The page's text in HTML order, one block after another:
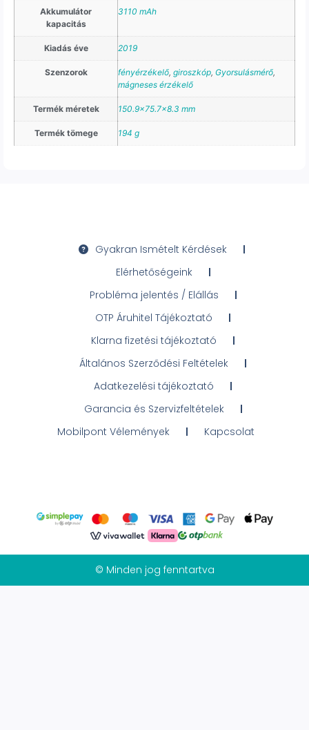
Akkumulátor
kapacitás
3110 mAh
Kiadás éve 2019
Szenzorok fényérzékelő, giroszkóp, Gyorsulásmérő,
mágneses érzékelő
Termék méretek 150.9×75.7×8.3 mm
Termék tömege 194 g
Gyakran Ismételt Kérdések
Elérhetőségeink
Probléma jelentés / Elállás
OTP Áruhitel Tájékoztató
Klarna fizetési tájékoztató
Általános Szerződési Feltételek
Adatkezelési tájékoztató
Garancia és Szervizfeltételek
Mobilpont Vélemények
Kapcsolat
© Minden jog fenntartva